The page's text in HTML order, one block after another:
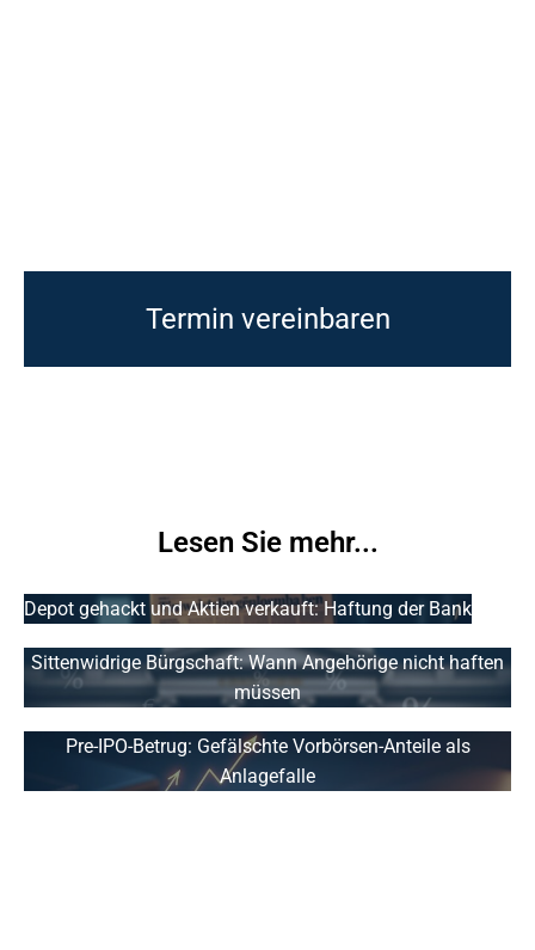
Termin vereinbaren
Lesen Sie mehr...
Depot gehackt und Aktien verkauft: Haftung der Bank
Sittenwidrige Bürgschaft: Wann Angehörige nicht haften
müssen
Pre-IPO-Betrug: Gefälschte Vorbörsen-Anteile als
Anlagefalle